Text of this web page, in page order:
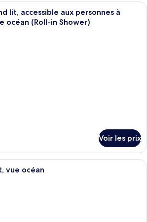
Une chambre d’hôtel moderne
lit, accessible aux personnes à
océan (Roll-in Shower)
Voir les prix
Une chambre d’hôtel avec un
vue océan